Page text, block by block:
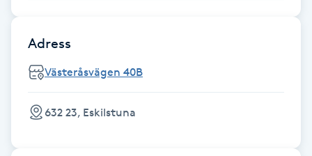
Kemisk peeling
Keratinbehandling
Kinesiologi
Adress
Västeråsvägen 40B
632 23, Eskilstuna